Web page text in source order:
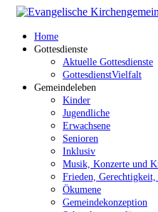
Home
Gottesdienste
Aktuelle Gottesdienste
GottesdienstVielfalt
Gemeindeleben
Kinder
Jugendliche
Erwachsene
Senioren
Inklusiv
Musik, Konzerte und
Frieden,
Ökumene
Gemeindekonzeption